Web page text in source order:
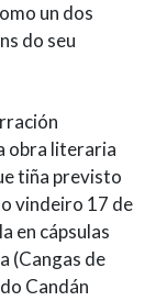
un dos
do seu
obra literaria
tiña previsto
vindeiro 17 de
en cápsulas
(Cangas de
Candán